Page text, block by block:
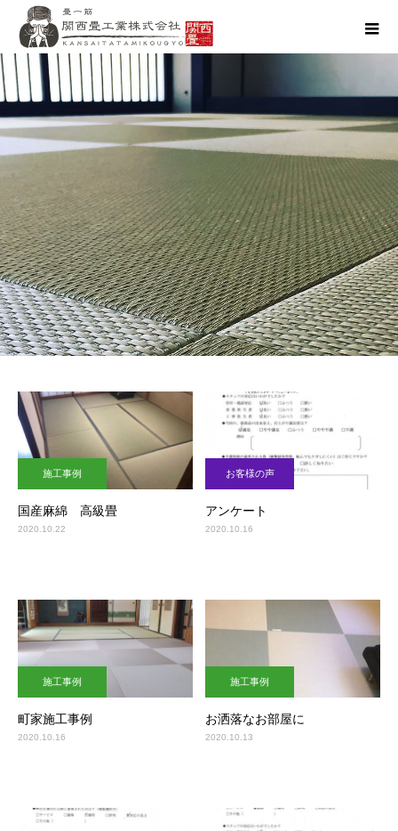
施工事例
国産麻綿 高級畳
2020.10.22
お客様の声
アンケート
2020.10.16
施工事例
町家施工事例
2020.10.16
施工事例
お洒落なお部屋に
2020.10.13